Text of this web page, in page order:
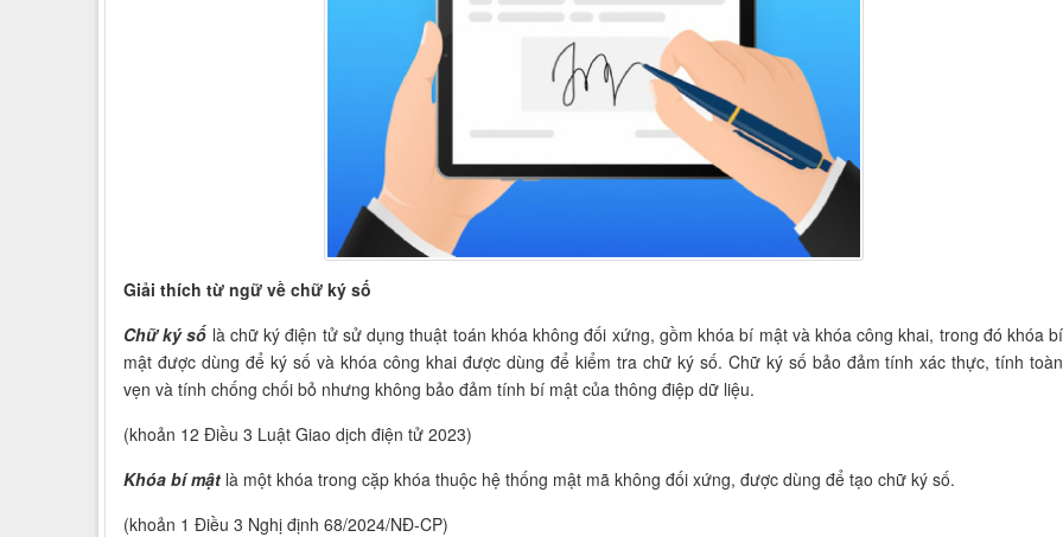
Giải thích từ ngữ về chữ ký số
Chữ ký số là chữ ký điện tử sử dụng thuật toán khóa không đối xứng, gồm khóa bí mật và khóa công khai, trong đó khóa bí
mật được dùng để ký số và khóa công khai được dùng để kiểm tra chữ ký số. Chữ ký số bảo đảm tính xác thực, tính toàn
vẹn và tính chống chối bỏ nhưng không bảo đảm tính bí mật của thông điệp dữ liệu.
(khoản 12 Điều 3 Luật Giao dịch điện tử 2023)
Khóa bí mật là một khóa trong cặp khóa thuộc hệ thống mật mã không đối xứng, được dùng để tạo chữ ký số.
(khoản 1 Điều 3 Nghị định 68/2024/NĐ-CP)